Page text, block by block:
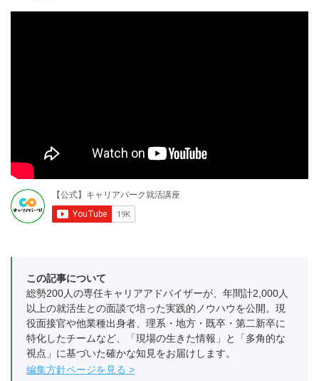
この記事について
総勢200人の専任キャリアアドバイザーが、年間計2,000人
以上の就活生との面談で培った実践的ノウハウを公開。現
役面接官や他業種出身者、理系・地方・既卒・第二新卒に
特化したチームなど、「現場の生きた情報」と「多角的な
視点」に基づいた確かな知見をお届けします。
編集方針ページを見る